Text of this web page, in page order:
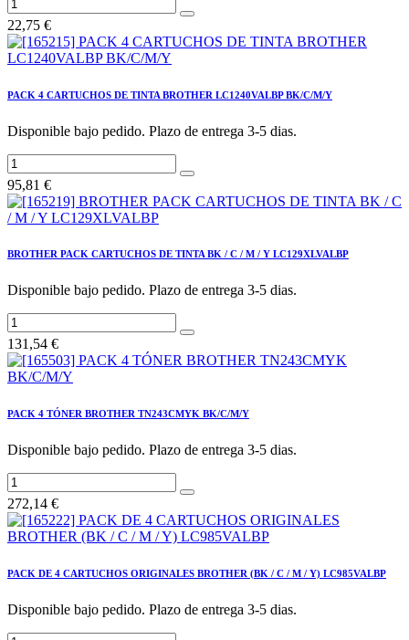
22,75 €
PACK 4 CARTUCHOS DE TINTA BROTHER LC1240VALBP BK/C/M/Y
Disponible bajo pedido. Plazo de entrega 3-5 dias.
95,81 €
BROTHER PACK CARTUCHOS DE TINTA BK / C / M / Y LC129XLVALBP
Disponible bajo pedido. Plazo de entrega 3-5 dias.
131,54 €
PACK 4 TÓNER BROTHER TN243CMYK BK/C/M/Y
Disponible bajo pedido. Plazo de entrega 3-5 dias.
272,14 €
PACK DE 4 CARTUCHOS ORIGINALES BROTHER (BK / C / M / Y) LC985VALBP
Disponible bajo pedido. Plazo de entrega 3-5 dias.